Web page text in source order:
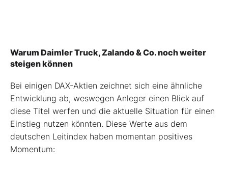
Warum Daimler Truck, Zalando & Co. noch weiter
steigen können
Bei einigen DAX-Aktien zeichnet sich eine ähnliche
Entwicklung ab, weswegen Anleger einen Blick auf
diese Titel werfen und die aktuelle Situation für einen
Einstieg nutzen könnten. Diese Werte aus dem
deutschen Leitindex haben momentan positives
Momentum: